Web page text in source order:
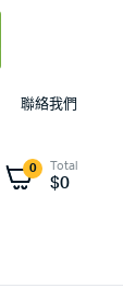
聯絡我們
0 Total
$0